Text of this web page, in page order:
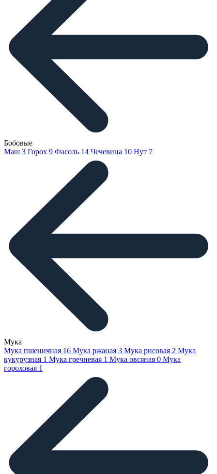
Бобовые
Маш 3 Горох 9 Фасоль 14 Чечевица 10 Нут 7
Мука
Мука пшеничная 16 Мука ржаная 3 Мука рисовая 2 Мука
кукурузная 1 Мука гречневая 1 Мука овсяная 0 Мука
гороховая 1